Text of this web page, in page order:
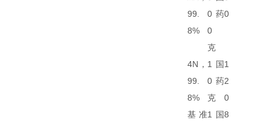
99.
8%
0
0
克
药0
4N，
99.
8%
1
0
克
国
药
1
2
0
基准1 国8